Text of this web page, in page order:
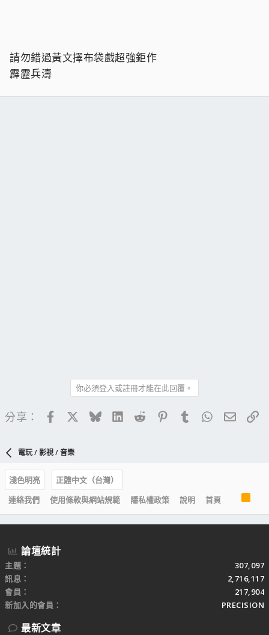
請勿錯過黃文擇布袋戲超強鉅作
霹靂兵濤
你必須登入或註冊才能在此回覆。
分享： FacebookBlueskyLinkedIn
Reddit PinterestTumblrWhatsApp
電子
電玩 / 影視 / 音樂
淺色明亮
正體中文（台灣）
連絡我們
使用條款與網站規範 隱私權政策 說明 首頁
S
論壇統計
主題
307,097
訊息
2,716,117
會員
217,904
新加入的會員
PRECISION
最新文章